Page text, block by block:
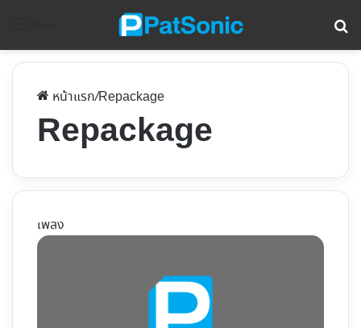
หน้าแรก/Repackage
Repackage
เพลง